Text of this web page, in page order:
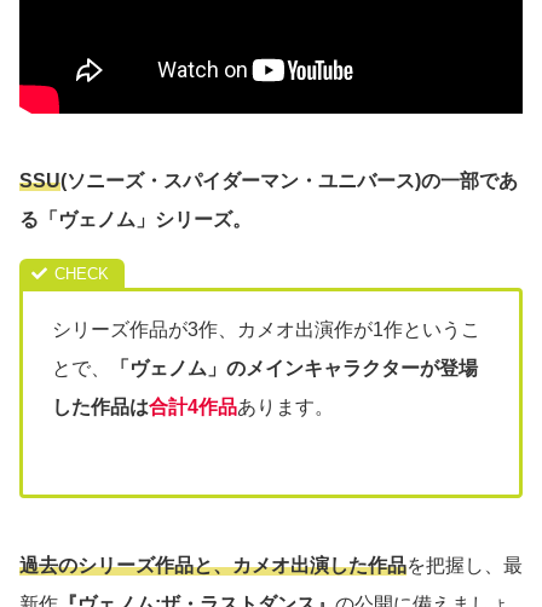
SSU(ソニーズ・スパイダーマン・ユニバース)の一部であ
る「ヴェノム」シリーズ。
シリーズ作品が3作、カメオ出演作が1作というこ
とで、
「ヴェノム」のメインキャラクターが登場
した作品は合計4作品あります。
過去のシリーズ作品と、カメオ出演した作品を把握し、最